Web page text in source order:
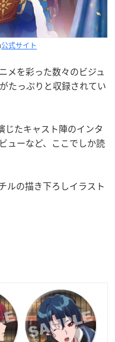
公式サイト
メを彩った数々のビジュ
たっぷりと収録されてい
じたキャスト陣のインタ
ューなど、ここでしか読
ルの描き下ろしイラスト